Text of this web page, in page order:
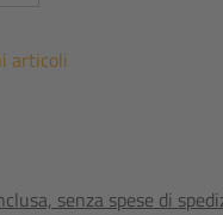
articoli
senza spese di